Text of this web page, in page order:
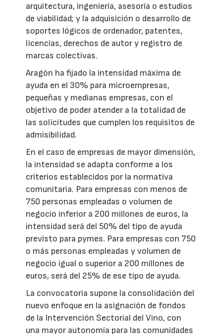
arquitectura, ingeniería, asesoría o estudios
de viabilidad; y la adquisición o desarrollo de
soportes lógicos de ordenador, patentes,
licencias, derechos de autor y registro de
marcas colectivas.
Aragón ha fijado la intensidad máxima de
ayuda en el 30% para microempresas,
pequeñas y medianas empresas, con el
objetivo de poder atender a la totalidad de
las solicitudes que cumplen los requisitos de
admisibilidad.
En el caso de empresas de mayor dimensión,
la intensidad se adapta conforme a los
criterios establecidos por la normativa
comunitaria. Para empresas con menos de
750 personas empleadas o volumen de
negocio inferior a 200 millones de euros, la
intensidad será del 50% del tipo de ayuda
previsto para pymes. Para empresas con 750
o más personas empleadas y volumen de
negocio igual o superior a 200 millones de
euros, será del 25% de ese tipo de ayuda.
La convocatoria supone la consolidación del
nuevo enfoque en la asignación de fondos
de la Intervención Sectorial del Vino, con
una mayor autonomía para las comunidades